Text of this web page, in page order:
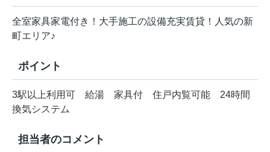
全室家具家電付き！大手施工の設備充実賃貸！人気の新
町エリア♪
ポイント
3駅以上利用可 給湯 家具付 住戸内覧可能
24時間
換気システム
担当者のコメント